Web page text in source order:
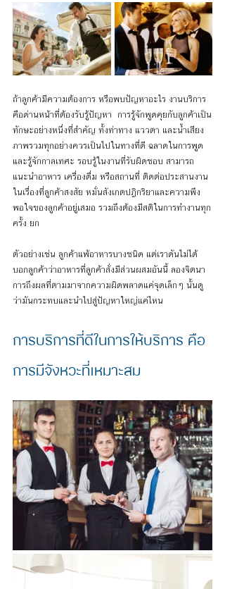
ถ้าลูกค้ามีความต้องการ หรือพบปัญหาอะไร งานบริการ
คือด่านหน้าที่ต้องรับรู้ปัญหา  การรู้จักพูดคุยกับลูกค้าเป็น
ทักษะอย่างหนึ่งที่สำคัญ ทั้งท่าทาง แววตา และน้ำเสียง
ภาพรวมทุกอย่างควรเป็นไปในทางที่ดี ฉลาดในการพูด
และรู้จักกาลเทศะ รอบรู้ในงานที่รับผิดชอบ สามารถ
แนะนำอาหาร เครื่องดื่ม หรือสถานที่ ติดต่อประสานงาน
ในเรื่องที่ลูกค้าสงสัย หมั่นสังเกตปฎิกริยาและความพึง
พอใจของลูกค้าอยู่เสมอ รวมถึงต้องมีสติในการทำงานทุก
ครั้ง ยก
ตัวอย่างเช่น ลูกค้าแพ้อาหารบางชนิด แต่เราดันไม่ได้
บอกลูกค้าว่าอาหารที่ลูกค้าสั่งมีส่วนผสมอันนี้ ลองจิตนา
การถึงผลที่ตามมาจากความผิดพลาดแค่จุดเล็กๆ นั้นดู
ว่ามันกระทบและนำไปสู่ปัญหาใหญ่แค่ไหน
การบริการที่ดีในการให้บริการ คือ
การมีจังหวะที่เหมาะสม